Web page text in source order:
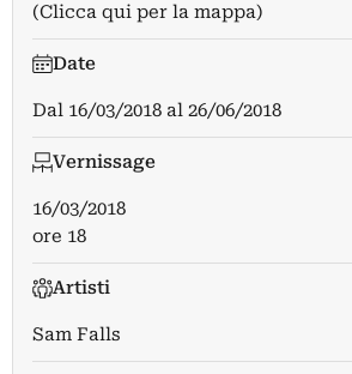
(Clicca qui per la mappa)
Date
Dal 16/03/2018 al 26/06/2018
Vernissage
16/03/2018
ore 18
Artisti
Sam Falls